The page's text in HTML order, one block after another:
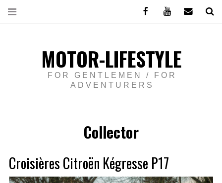
MOTOR-LIFESTYLE
FOR GENTLEMEN / FOR
ADVENTURERS
Collector
Croisières Citroën Kégresse P17
Facebook Youtube Email